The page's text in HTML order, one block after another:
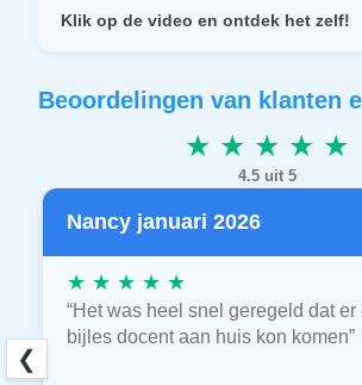
Klik op de video en ontdek het zelf!
Beoordelingen van klanten
★ ★ ★ ★ ★
4.5 uit 5
Nancy januari 2026
★ ★ ★ ★ ★
“Het was heel snel geregeld dat er
bijles docent aan huis kon komen”
❮